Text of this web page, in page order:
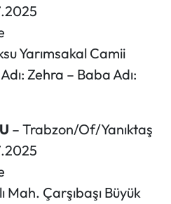
Yarımsakal Camii
Zehra – Baba Adı:
– Trabzon/Of/Yanıktaş
Mah. Çarşıbaşı Büyük